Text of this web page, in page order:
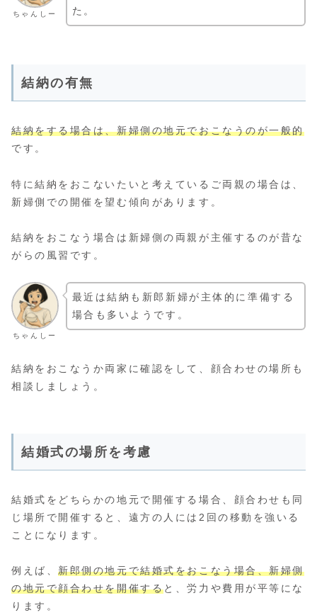
ちゃんしー
た。
結納の有無
結納をする場合は、新婦側の地元でおこなうのが一般的
です。
特に結納をおこないたいと考えているご両親の場合は、
新婦側での開催を望む傾向があります。
結納をおこなう場合は新婦側の両親が主催するのが昔な
がらの風習です。
ちゃんしー
最近は結納も新郎新婦が主体的に準備する
場合も多いようです。
結納をおこなうか両家に確認をして、顔合わせの場所も
相談しましょう。
結婚式の場所を考慮
結婚式をどちらかの地元で開催する場合、顔合わせも同
じ場所で開催すると、遠方の人には2回の移動を強いる
ことになります。
例えば、新郎側の地元で結婚式をおこなう場合、新婦側
の地元で顔合わせを開催すると、労力や費用が平等にな
ります。